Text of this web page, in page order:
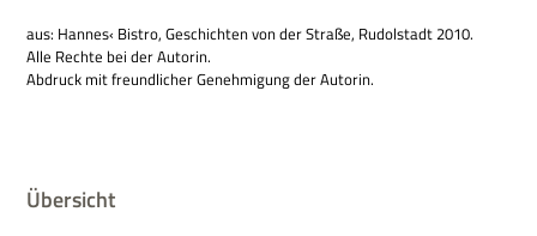
aus: Han­nes‹ Bistro, Geschich­ten von der Straße, Rudol­stadt 2010.
Alle Rechte bei der Autorin.
Abdruck mit freund­li­cher Geneh­mi­gung der Autorin.
Übersicht